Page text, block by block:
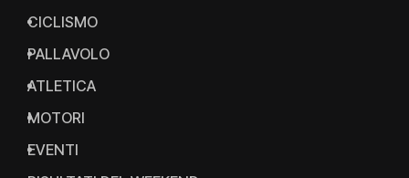
CICLISMO
PALLAVOLO
ATLETICA
MOTORI
EVENTI